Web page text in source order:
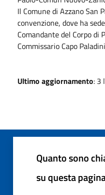
Il Comune di Azzano San
convenzione, dove ha
Comandante del Corpo di
Commissario Capo
Ultimo aggiornamento: 3
Quanto sono
su questa